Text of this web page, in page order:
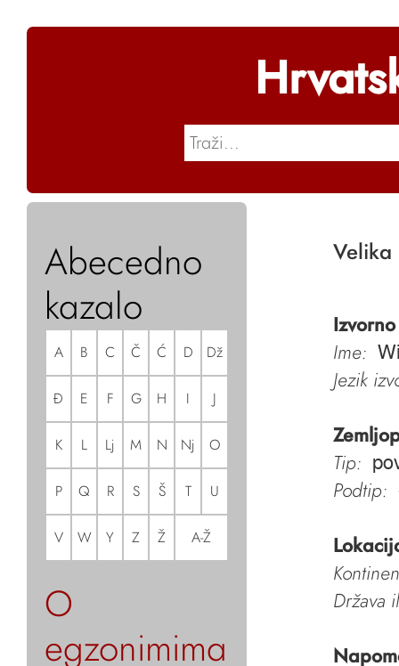
Abecedno
kazalo
A B C Č Ć D Dž
Đ E F G H I J
K L Lj M N Nj O
P Q R S Š T U
V W Y Z Ž A-Ž
O
egzonimima
Velika
Ime:
Jezik
Tip:
Podtip:
Država